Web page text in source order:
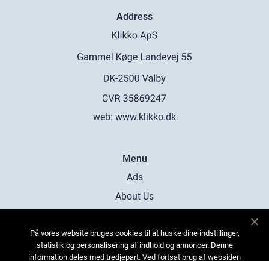
Address
web: www.klikko.dk
Menu
Ads
About Us
Contact
Sitemap
På vores website bruges cookies til at huske dine indstillinger,
statistik og personalisering af indhold og annoncer. Denne
information deles med tredjepart. Ved fortsat brug af websiden